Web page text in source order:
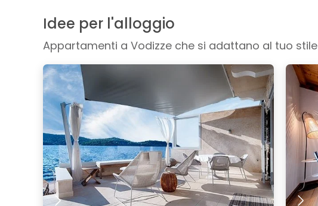
Idee per l'alloggio
Appartamenti a Vodizze che si adattano al tuo stile